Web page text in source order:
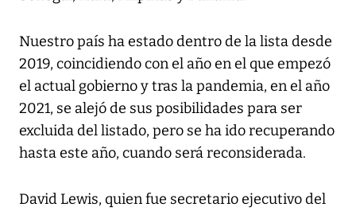
Nuestro país ha estado dentro de la lista desde
2019, coincidiendo con el año en el que empezó
el actual gobierno y tras la pandemia, en el año
2021, se alejó de sus posibilidades para ser
excluida del listado, pero se ha ido recuperando
hasta este año, cuando será reconsiderada.
David Lewis, quien fue secretario ejecutivo del